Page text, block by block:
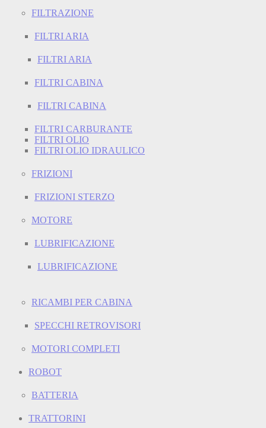
FILTRAZIONE
FILTRI ARIA
FILTRI ARIA
FILTRI CABINA
FILTRI CABINA
FILTRI CARBURANTE
FILTRI OLIO
FILTRI OLIO IDRAULICO
FRIZIONI
FRIZIONI STERZO
MOTORE
LUBRIFICAZIONE
LUBRIFICAZIONE
RICAMBI PER CABINA
SPECCHI RETROVISORI
MOTORI COMPLETI
ROBOT
BATTERIA
TRATTORINI